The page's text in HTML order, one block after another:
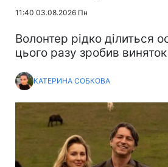
11:40 03.08.2026 Пн
Волонтер рідко ділиться
цього разу зробив виняток
КАТЕРИНА СОБКОВА